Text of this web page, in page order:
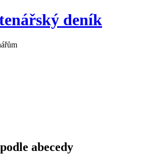
deník
abecedy